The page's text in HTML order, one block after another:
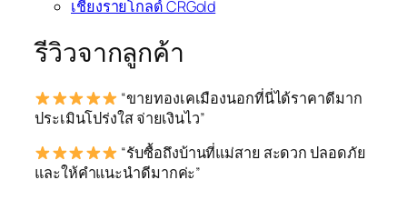
เชียงรายโกลด์ CRGold
รีวิวจากลูกค้า
“ขายทองเคเมืองนอกที่นี่ได้ราคาดีมาก
ประเมินโปร่งใส จ่ายเงินไว”
“รับซื้อถึงบ้านที่แม่สาย สะดวก ปลอดภัย
และให้คำแนะนำดีมากค่ะ”